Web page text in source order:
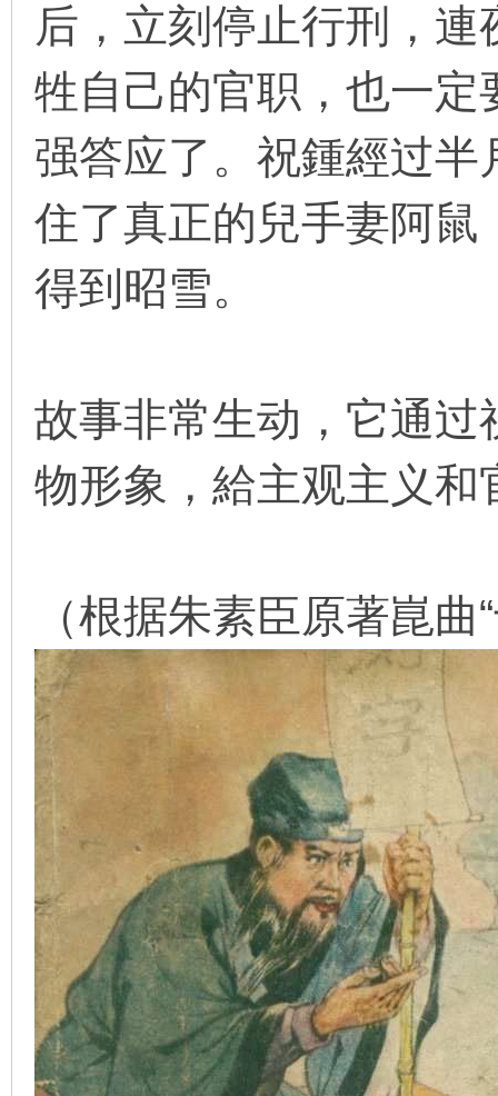
后，立刻停止行刑，
牲自己的官职，也一
强答应了。祝鍾經过
住了真正的兒手妻阿
得到昭雪。
故事非常生动，它通
物形象，給主观主义
（根据朱素臣原著崑曲